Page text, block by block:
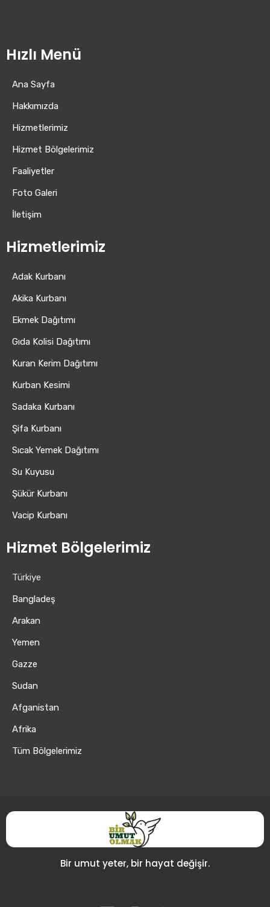
Hızlı Menü
Ana Sayfa
Hakkımızda
Hizmetlerimiz
Hizmet Bölgelerimiz
Faaliyetler
Foto Galeri
İletişim
Hizmetlerimiz
Adak Kurbanı
Akika Kurbanı
Ekmek Dağıtımı
Gıda Kolisi Dağıtımı
Kuran Kerim Dağıtımı
Kurban Kesimi
Sadaka Kurbanı
Şifa Kurbanı
Sıcak Yemek Dağıtımı
Su Kuyusu
Şükür Kurbanı
Vacip Kurbanı
Hizmet Bölgelerimiz
Türkiye
Bangladeş
Arakan
Yemen
Gazze
Sudan
Afganistan
Afrika
Tüm Bölgelerimiz
Bir umut yeter, bir hayat değişir.